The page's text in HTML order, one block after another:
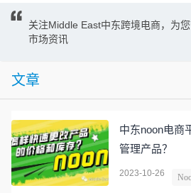
关注Middle East中东跨境电商，为
市场资讯
文章
中东noon电商
管理产品？
2023-10-26